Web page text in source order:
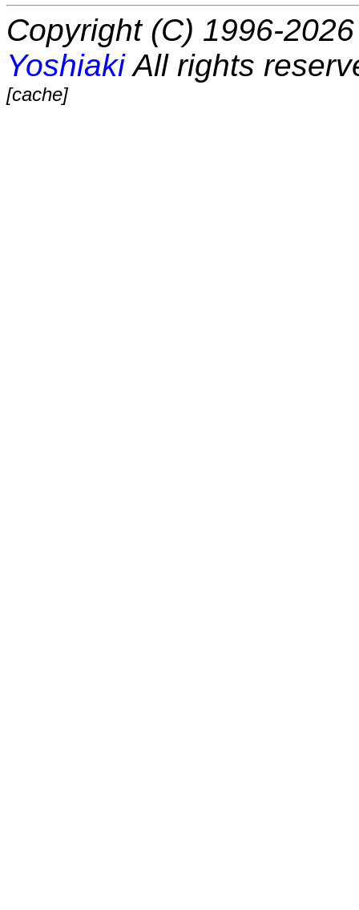
Copyright (C) 1996-
YoshiakiAll rights
[cache]